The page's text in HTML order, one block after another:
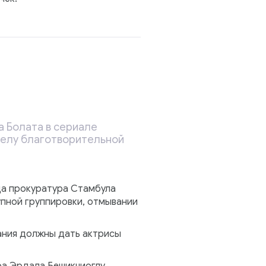
Болата в сериале
благотворительной
прокуратура Стамбула
группировки, отмывании
должны дать актрисы